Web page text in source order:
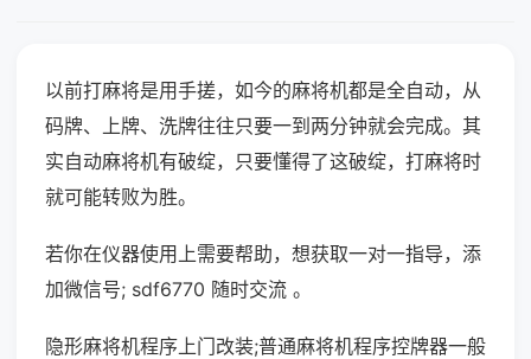
以前打麻将是用手搓，如今的麻将机都是全自动，从
码牌、上牌、洗牌往往只要一到两分钟就会完成。其
实自动麻将机有破绽，只要懂得了这破绽，打麻将时
就可能转败为胜。
若你在仪器使用上需要帮助，想获取一对一指导，添
加微信号; sdf6770 随时交流 。
隐形麻将机程序上门改装;普通麻将机程序控牌器一般